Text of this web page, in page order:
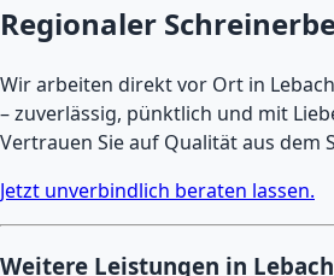
Regionaler
Wir arbeiten direkt vor Ort in
– zuverlässig, pünktlich und mit
Vertrauen Sie auf Qualität aus dem
Jetzt unverbindlich beraten lassen.
Weitere Leistungen in Lebach